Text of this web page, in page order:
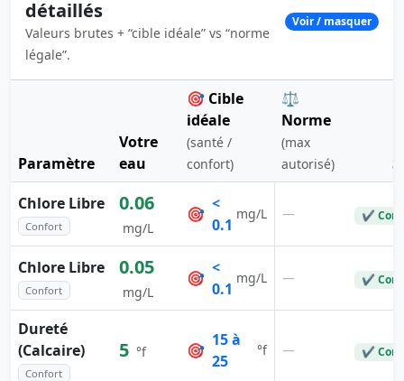
détaillés
Valeurs brutes + “cible idéale” vs “norme
légale”.
Voir / masquer
Paramètre
Votre
eau
🎯 Cible
idéale
(santé /
confort)
⚖️
Norme
(max
autorisé)
Chlore Libre
Confort
0.06
mg/L
🎯
<
0.1
mg/L — ✔
Chlore Libre
Confort
0.05
mg/L
🎯
<
0.1
mg/L — ✔
Dureté
(Calcaire)
Confort
5 °f 🎯
15 à
25
°f — ✔